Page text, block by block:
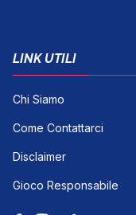
LINK UTILI
Chi Siamo
Come Contattarci
Disclaimer
Gioco Responsabile